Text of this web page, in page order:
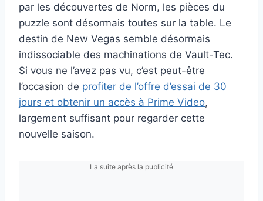
par les découvertes de Norm, les pièces du
puzzle sont désormais toutes sur la table. Le
destin de New Vegas semble désormais
indissociable des machinations de Vault-Tec.
Si vous ne l’avez pas vu, c’est peut-être
l’occasion de profiter de l’offre d’essai de 30
jours et obtenir un accès à Prime Video,
largement suffisant pour regarder cette
nouvelle saison.
La suite après la publicité